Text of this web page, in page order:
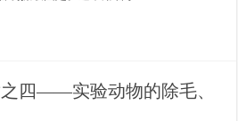
四——实验动物的除毛、